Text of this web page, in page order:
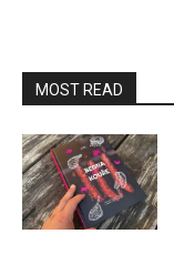
MOST READ